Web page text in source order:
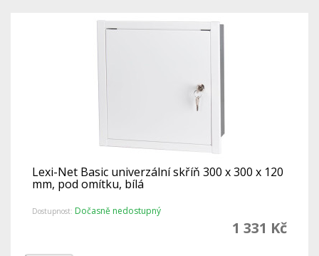
Lexi-Net Basic univerzální skříň 300 x 300 x 120
mm, pod omítku, bílá
Dostupnost: Dočasně nedostupný
1 331 Kč